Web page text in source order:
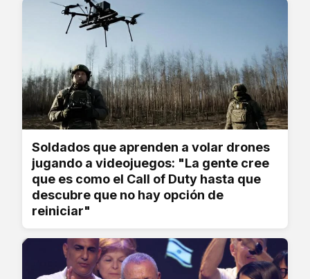
Soldados que aprenden a volar drones
jugando a videojuegos: "La gente cree
que es como el Call of Duty hasta que
descubre que no hay opción de
reiniciar"